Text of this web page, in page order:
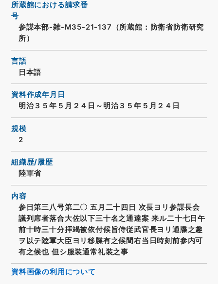
所蔵館における請求番
号
参謀本部-雑-M35-21-137（所蔵館：防衛省防衛研究
所）
言語
日本語
資料作成年月日
明治３５年５月２４日～明治３５年５月２４日
規模
2
組織歴/履歴
陸軍省
内容
参日第三八号第二〇 五月二十四日 次長ヨリ参謀長会
議列席者落合大佐以下三十名之通達案 来ル二十七日午
前十時三十分拝竭被依付候旨侍従武官長ヨリ通牒之趣
ヲ以テ陸軍大臣ヨリ移牒有之候間右当日時刻前参内可
有之候也 但シ服装通常礼装之事
資料画像の利用について